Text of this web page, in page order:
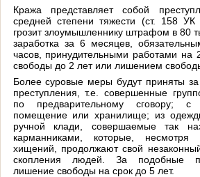
Кража представляет собой
средней степени тяжести (ст. 158
грозит злоумышленнику штрафом в 80
заработка за 6 месяцев,
часов, принудительными работами на
свободы до 2 лет или лишением
Более суровые меры будут приняты
преступления, т.е. совершенные
по предварительному сговору; с
помещение или хранилище; из
ручной клади, совершаемые так
карманниками, которые,
хищений, продолжают свой
скопления людей. За подобные
лишение свободы на срок до 5 лет.